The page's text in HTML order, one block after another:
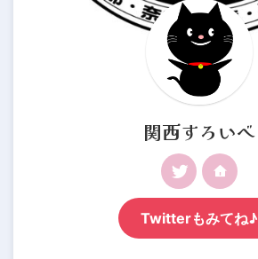
関西すろいべ
Twitterもみてね♪